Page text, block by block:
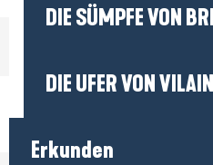
DIE SÜMPFE VON
DIE UFER VON
Erkunden